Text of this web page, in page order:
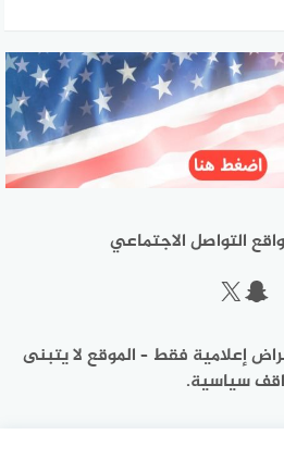
التواصل الاجتماعي
سناب شات
إكس
إعلامية فقط – الموقع لا يتبنى
سياسية.